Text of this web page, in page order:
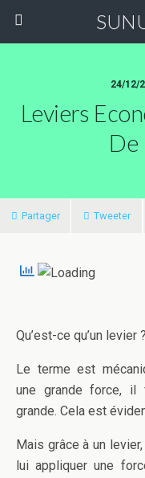
24/12/
Leviers
De
Partager Tweeter
Qu’est-ce qu’un levier ?
Le terme est
une grande force, il
grande. Cela est
Mais grâce à un
lui appliquer une